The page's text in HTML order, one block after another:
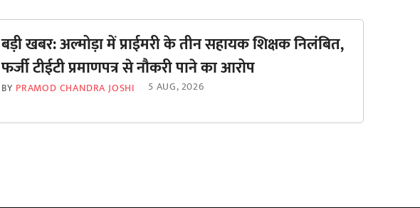
बड़ी खबर: अल्मोड़ा में प्राईमरी के तीन सहायक शिक्षक निलंबित,
फर्जी टीईटी प्रमाणपत्र से नौकरी पाने का आरोप
BY PRAMOD CHANDRA JOSHI 5 AUG, 2026